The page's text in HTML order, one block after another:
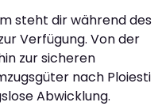
steht dir während des
Verfügung. Von der
zur sicheren
nach Ploiesti
Abwicklung.